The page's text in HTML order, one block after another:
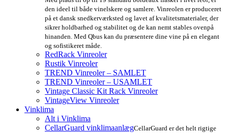
den ideel til både vinelskere og samlere. Vinreolen er produceret
på et dansk snedkerværksted og lavet af kvalitetsmaterialer, der
sikrer holdbarhed og stabilitet og de kan nemt stables ovenpå
hinanden. Med Qbus kan du præsentere dine vine på en elegant
og sofistikeret måde.
RedRack Vinreoler
Rustik Vinreoler
TREND Vinreoler – SAMLET
TREND Vinreoler – USAMLET
Vintage Classic Kit Rack Vinreoler
VintageView Vinreoler
Vinklima
Alt i Vinklima
CellarGuard vinklimaanlægCellarGuard er det helt rigtige